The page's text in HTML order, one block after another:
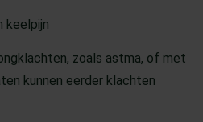
keelpijn
zoals astma, of met
kunnen eerder klachten